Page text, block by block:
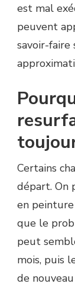
est mal
peuvent
savoir-faire
Certains
départ. On
en
que le
peut
mois, puis
de